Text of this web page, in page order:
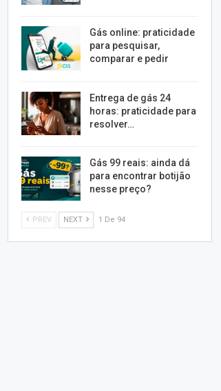
Gás online: praticidade
para pesquisar,
comparar e pedir
Entrega de gás 24
horas: praticidade para
resolver…
Gás 99 reais: ainda dá
para encontrar botijão
nesse preço?
PREV NEXT 1 De 94